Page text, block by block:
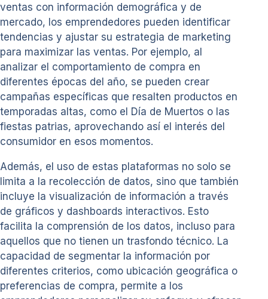
ventas con información demográfica y de
mercado, los emprendedores pueden identificar
tendencias y ajustar su estrategia de marketing
para maximizar las ventas. Por ejemplo, al
analizar el comportamiento de compra en
diferentes épocas del año, se pueden crear
campañas específicas que resalten productos en
temporadas altas, como el Día de Muertos o las
fiestas patrias, aprovechando así el interés del
consumidor en esos momentos.
Además, el uso de estas plataformas no solo se
limita a la recolección de datos, sino que también
incluye la visualización de información a través
de gráficos y dashboards interactivos. Esto
facilita la comprensión de los datos, incluso para
aquellos que no tienen un trasfondo técnico. La
capacidad de segmentar la información por
diferentes criterios, como ubicación geográfica o
preferencias de compra, permite a los